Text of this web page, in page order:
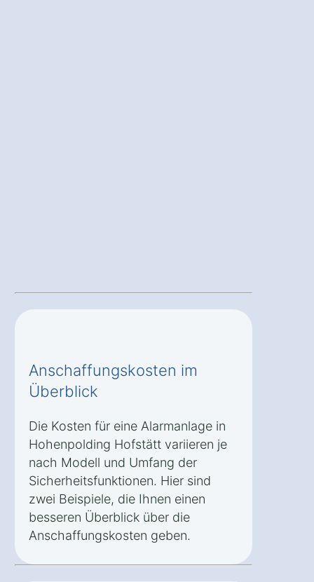
Anschaffungskosten im
Überblick
Die Kosten für eine Alarmanlage in
Hohenpolding Hofstätt variieren je
nach Modell und Umfang der
Sicherheitsfunktionen. Hier sind
zwei Beispiele, die Ihnen einen
besseren Überblick über die
Anschaffungskosten geben.